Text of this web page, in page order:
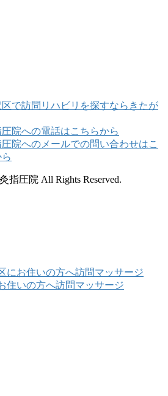
指圧院 All Rights Reserved.
にお住いの方へ訪問マッサージ
住いの方へ訪問マッサージ